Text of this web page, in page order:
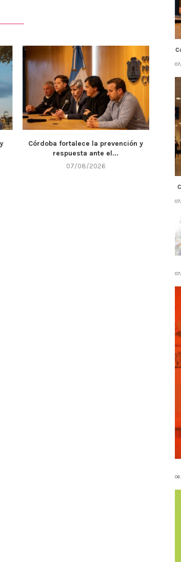
Córdoba fortalece la prevención y
respuesta ante el...
07/08/2026